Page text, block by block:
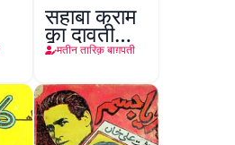
सहाबा कराम
का दावती
किरदार
मतीन तारिक़ बाग़पती